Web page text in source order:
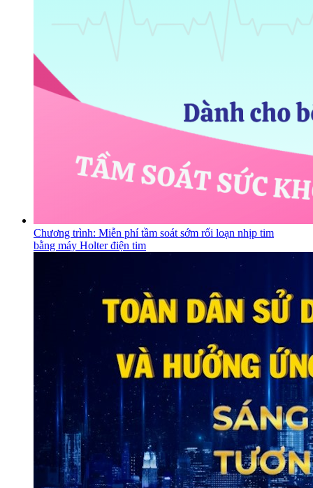
Chương trình: Miễn phí tầm soát sớm rối loạn nhịp tim
bằng máy Holter điện tim